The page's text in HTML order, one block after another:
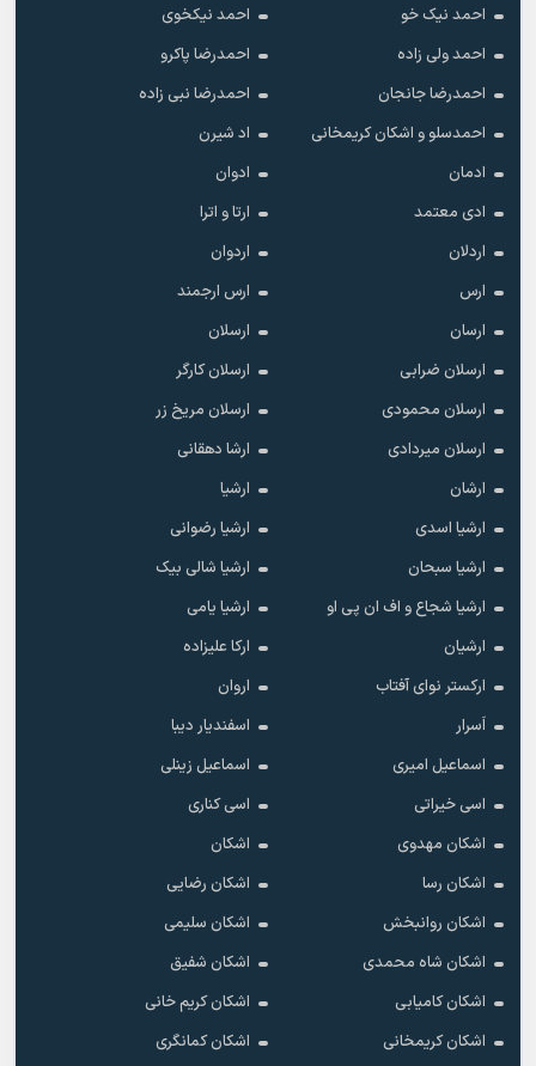
احمد نیک خو
احمد نیکخوی
احمد ولی زاده
احمدرضا پاکرو
احمدرضا جانجان
احمدرضا نبی زاده
احمدسلو و اشکان کریمخانی
اد شیرن
ادمان
ادوان
ادی معتمد
ارتا و اترا
اردلان
اردوان
ارس
ارس ارجمند
ارسان
ارسلان
ارسلان ضرابی
ارسلان کارگر
ارسلان محمودی
ارسلان مریخ زر
ارسلان میردادی
ارشا دهقانی
ارشان
ارشیا
ارشیا اسدی
ارشیا رضوانی
ارشیا سبحان
ارشیا شالی بیک
ارشیا شجاع و اف ان پی او
ارشیا یامی
ارشیان
ارکا علیزاده
ارکستر نوای آفتاب
اروان
اَسرار
اسفندیار دیبا
اسماعیل امیری
اسماعیل زینلی
اسی خیراتی
اسی کناری
اشکان مهدوى
اشکان
اشکان رسا
اشکان رضایی
اشکان روانبخش
اشکان سلیمی
اشکان شاه محمدی
اشکان شفیق
اشکان کامیابی
اشکان کریم خانی
اشکان کریمخانی
اشکان کمانگری